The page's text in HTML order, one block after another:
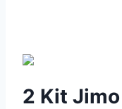
2 Kit